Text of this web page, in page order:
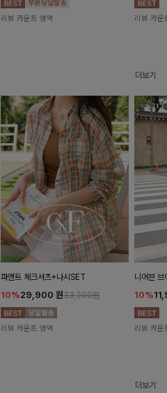
리뷰 카운트 영역 리뷰 카운
더보기
파앤트 체크셔츠+나시SET
10%29,900 원33,200원
리뷰 카운트 영역
니어븐 브
10%
리뷰 카운
더보기